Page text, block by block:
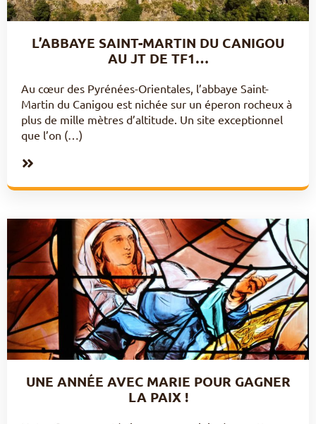
L’ABBAYE SAINT-MARTIN DU CANIGOU
AU JT DE TF1…
Au cœur des Pyrénées-Orientales, l’abbaye Saint-
Martin du Canigou est nichée sur un éperon rocheux à
plus de mille mètres d’altitude. Un site exceptionnel
que l’on (…)
UNE ANNÉE AVEC MARIE POUR GAGNER
LA PAIX !